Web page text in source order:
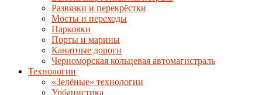
Развязки и перекрёстки
Мосты и переходы
Парковки
Порты и марины
Канатные дороги
Черноморская кольцевая автомагистраль
Технологии
«Зелёные» технологии
Урбанистика